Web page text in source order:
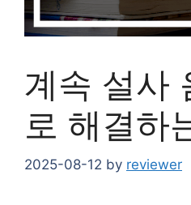
계속 설사
로 해결하
2025-08-12 by reviewer